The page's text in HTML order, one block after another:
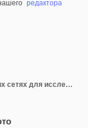
Ноутбук бизнесмен и ночь в социальных сетях для исследования компании и копирайтер улыбка Счастливый журналист набирает за столом и читает электронную почту крайний срок и корректировки для статьи агентства